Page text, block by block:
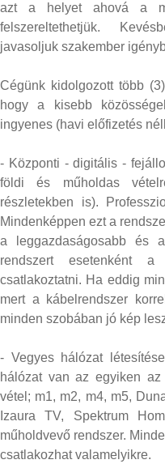
azt a helyet ahová a
felszereltethetjük.
javasoljuk szakember
Cégünk kidolgozott több
hogy a kisebb
ingyenes (havi előfizetés
- Központi - digitális -
földi és műholdas
részletekben is).
Mindenképpen ezt a
a leggazdaságosabb és
rendszert esetenként a
csatlakoztatni. Ha eddig
mert a kábelrendszer
minden szobában jó kép
- Vegyes hálózat
hálózat van az egyiken
vétel; m1, m2, m4, m5,
Izaura TV, Spektrum
műholdvevő rendszer.
csatlakozhat valamelyikre.